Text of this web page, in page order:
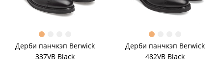
Дерби панчкэп Berwick
337VB Black
Дерби панчкэп Berwick
482VB Black